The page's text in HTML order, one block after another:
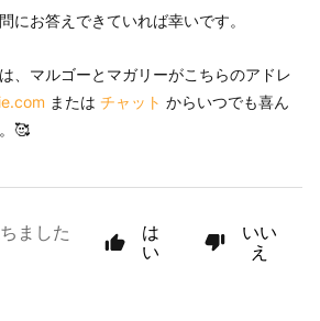
にお答えできていれば幸いです。
、マルゴーとマガリーがこちらのアドレ
または チャット からいつでも喜ん
🥰
ました
は
い
いい
え